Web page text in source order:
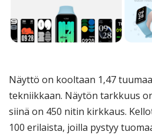
Näyttö on kooltaan 1,47
tekniikkaan. Näytön tarkkuus
siinä on 450 nitin kirkkaus.
100 erilaista, joilla pystyy